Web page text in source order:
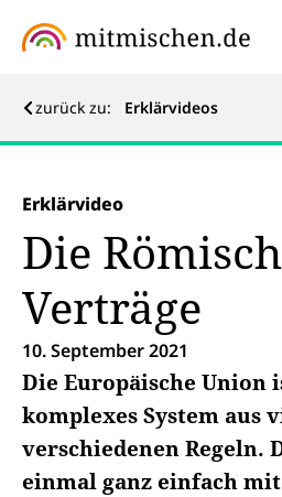
zurück zu: Erklärvideos
Erklärvideo
Die
Verträge
10. September 2021
Die Europäische Union
komplexes System aus
verschiedenen Regeln.
einmal ganz einfach